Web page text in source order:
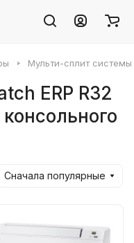
Мульти-сплит системы
ERP R32
Сначала популярные